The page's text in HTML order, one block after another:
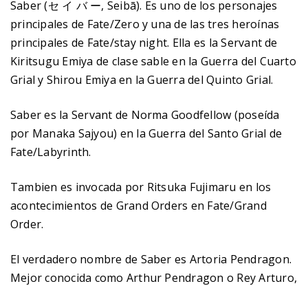
Saber (セ イ バ ー, Seibā). Es uno de los personajes
principales de Fate/Zero y una de las tres heroínas
principales de Fate/stay night. Ella es la Servant de
Kiritsugu Emiya de clase sable en la Guerra del Cuarto
Grial y Shirou Emiya en la Guerra del Quinto Grial.
Saber es la Servant de Norma Goodfellow (poseída
por Manaka Sajyou) en la Guerra del Santo Grial de
Fate/Labyrinth.
Tambien es invocada por Ritsuka Fujimaru en los
acontecimientos de Grand Orders en Fate/Grand
Order.
El verdadero nombre de Saber es Artoria Pendragon.
Mejor conocida como Arthur Pendragon o Rey Arturo,